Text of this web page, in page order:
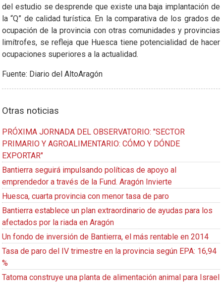
del estudio se desprende que existe una baja implantación de
la “Q” de calidad turística. En la comparativa de los grados de
ocupación de la provincia con otras comunidades y provincias
limítrofes, se refleja que Huesca tiene potencialidad de hacer
ocupaciones superiores a la actualidad.
Fuente: Diario del AltoAragón
Otras noticias
PRÓXIMA JORNADA DEL OBSERVATORIO: "SECTOR
PRIMARIO Y AGROALIMENTARIO: CÓMO Y DÓNDE
EXPORTAR"
Bantierra seguirá impulsando políticas de apoyo al
emprendedor a través de la Fund. Aragón Invierte
Huesca, cuarta provincia con menor tasa de paro
Bantierra establece un plan extraordinario de ayudas para los
afectados por la riada en Aragón
Un fondo de inversión de Bantierra, el más rentable en 2014
Tasa de paro del IV trimestre en la provincia según EPA: 16,94
%
Tatoma construye una planta de alimentación animal para Israel